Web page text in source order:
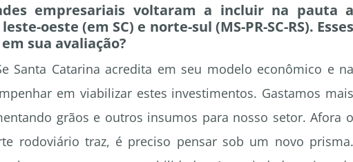
empresariais voltaram a incluir na pauta a
oeste (em SC) e norte-sul (MS-PR-SC-RS). Esses
sua avaliação?
Santa Catarina acredita em seu modelo econômico e na
em viabilizar estes investimentos. Gastamos mais
grãos e outros insumos para nosso setor. Afora o
rodoviário traz, é preciso pensar sob um novo prisma.